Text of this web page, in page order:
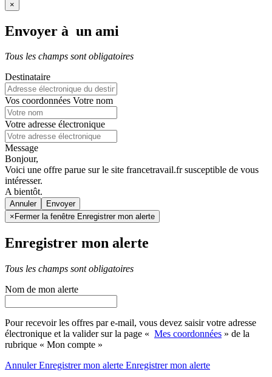
×
Envoyer à un ami
Tous les champs sont obligatoires
Destinataire
Vos coordonnées Votre nom
Votre adresse électronique
Message
Bonjour,
Voici une offre parue sur le site francetravail.fr susceptible de vous
intéresser.
A bientôt.
Annuler
× Fermer la fenêtre Enregistrer mon alerte
Enregistrer mon alerte
Tous les champs sont obligatoires
Nom de mon alerte
Pour recevoir les offres par e-mail, vous devez saisir votre adresse
électronique et la valider sur la page « Mes coordonnées » de la
rubrique « Mon compte »
AnnulerEnregistrer mon alerte Enregistrermon alerte